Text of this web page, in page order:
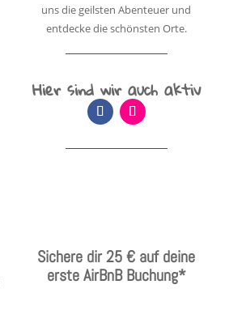
uns die geilsten Abenteuer und
entdecke die schönsten Orte.
Hier sind wir auch aktiv
Sichere dir 25 € auf deine
erste AirBnB Buchung*